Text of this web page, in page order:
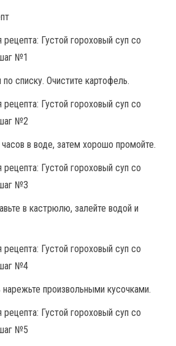
списку. Очистите картофель.
в воде, затем хорошо промойте.
в кастрюлю, залейте водой и
произвольными кусочками.